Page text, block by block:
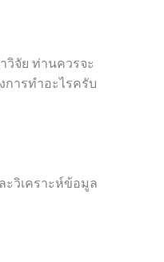
วิจัย ท่านควรจะ
การทำอะไรครับ
ะวิเคราะห์ข้อมูล